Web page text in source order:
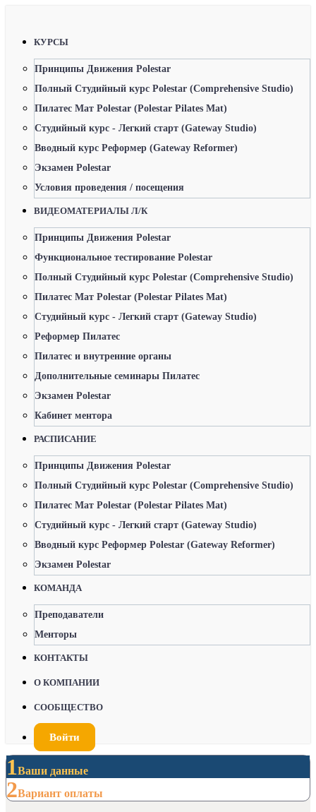
КУРСЫ
Принципы Движения Polestar
Полный Студийный курс Polestar (Comprehensive Studio)
Пилатес Мат Polestar (Polestar Pilates Mat)
Студийный курс - Легкий старт (Gateway Studio)
Вводный курс Реформер (Gateway Reformer)
Экзамен Polestar
Условия проведения / посещения
ВИДЕОМАТЕРИАЛЫ Л/К
Принципы Движения Polestar
Функциональное тестирование Polestar
Полный Студийный курс Polestar (Comprehensive Studio)
Пилатес Мат Polestar (Polestar Pilates Mat)
Студийный курс - Легкий старт (Gateway Studio)
Реформер Пилатес
Пилатес и внутренние органы
Дополнительные семинары Пилатес
Экзамен Polestar
Кабинет ментора
РАСПИСАНИЕ
Принципы Движения Polestar
Полный Студийный курс Polestar (Comprehensive Studio)
Пилатес Мат Polestar (Polestar Pilates Mat)
Студийный курс - Легкий старт (Gateway Studio)
Вводный курс Реформер Polestar (Gateway Reformer)
Экзамен Polestar
КОМАНДА
Преподаватели
Менторы
КОНТАКТЫ
О КОМПАНИИ
СООБЩЕСТВО
Войти
1Ваши данные
2Вариант оплаты